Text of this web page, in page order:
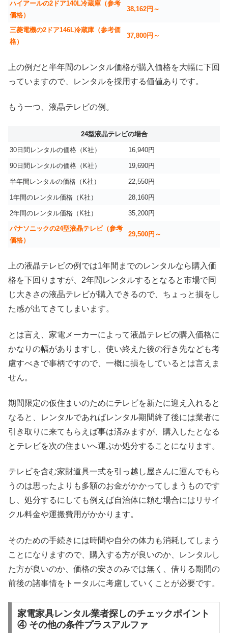
ハイアールの2ドア140L冷蔵庫（参考
価格）
38,162円～
三菱電機の2ドア146L冷蔵庫（参考価
格）
37,800円～
上の例だと半年間のレンタル価格が購入価格を大幅に下回
っていますので、レンタルを採用する価値ありです。
もう一つ、液晶テレビの例。
24型液晶テレビの場合
30日間レンタルの価格（K社） 16,940円
90日間レンタルの価格（K社） 19,690円
半年間レンタルの価格（K社） 22,550円
1年間のレンタル価格（K社） 28,160円
2年間のレンタル価格（K社）
35,200円
パナソニックの24型液晶テレビ（参考
価格）
29,500円～
上の液晶テレビの例では1年間までのレンタルなら購入価
格を下回りますが、2年間レンタルするとなると市場で同
じ大きさの液晶テレビが購入できるので、ちょっと損をし
た感が出てきてしまいます。
とは言え、家電メーカーによって液晶テレビの購入価格に
かなりの幅がありますし、使い終えた後の行き先なども考
慮すべきで事柄ですので、一概に損をしているとは言えま
せん。
期間限定の仮住まいのためにテレビを新たに迎え入れると
なると、レンタルであればレンタル期間終了後には業者に
引き取りに来てもらえば事は済みますが、購入したとなる
とテレビを次の住まいへ運ぶか処分することになります。
テレビを含む家財道具一式を引っ越し屋さんに運んでもら
うのは思ったよりも多額のお金がかかってしまうものです
し、処分するにしても例えば自治体に頼む場合にはリサイ
クル料金や運搬費用がかかります。
そのための手続きには時間や自分の体力も消耗してしまう
ことになりますので、購入する方が良いのか、レンタルし
た方が良いのか、価格の安さのみでは無く、借りる期間の
前後の諸事情をトータルに考慮していくことが必要です。
家電家具レンタル業者探しのチェックポイント
④ その他の条件プラスアルファ